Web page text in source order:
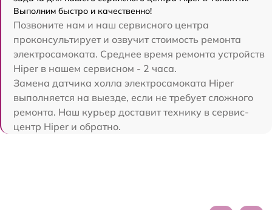
Выполним быстро и качественно!
Позвоните нам и наш сервисного центра
проконсультирует и озвучит стоимость ремонта
электросамоката. Среднее время ремонта устройств
Hiper в нашем сервисном - 2 часа.
Замена датчика холла электросамоката Hiper
выполняется на выезде, если не требует сложного
ремонта. Наш курьер доставит технику в сервис-
центр Hiper и обратно.